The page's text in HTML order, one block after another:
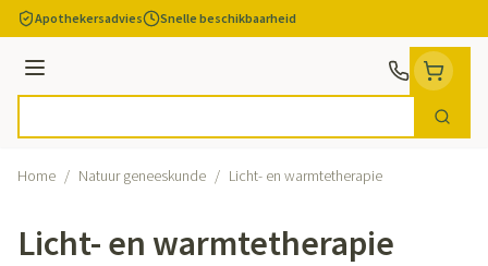
Ga naar de inhoud
Apothekersadvies Snelle beschikbaarheid
Menu
Zoek
Home / Natuur geneeskunde / Licht- en warmtetherapie
Licht- en warmtetherapie